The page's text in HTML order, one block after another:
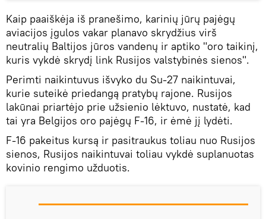
Kaip paaiškėja iš pranešimo, karinių jūrų pajėgų
aviacijos įgulos vakar planavo skrydžius virš
neutralių Baltijos jūros vandenų ir aptiko "oro taikinį,
kuris vykdė skrydį link Rusijos valstybinės sienos".
Perimti naikintuvus išvyko du Su-27 naikintuvai,
kurie suteikė priedangą pratybų rajone. Rusijos
lakūnai priartėjo prie užsienio lėktuvo, nustatė, kad
tai yra Belgijos oro pajėgų F-16, ir ėmė jį lydėti.
F-16 pakeitus kursą ir pasitraukus toliau nuo Rusijos
sienos, Rusijos naikintuvai toliau vykdė suplanuotas
kovinio rengimo užduotis.